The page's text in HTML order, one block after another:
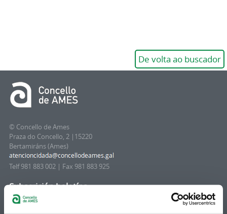
De volta ao buscador
© Concello de Ames
Praza do Concello, 2 |15220
Bertamiráns (Ames)
Telf 981 883 002 | Fax 981 883 925
Subscrición boletíns
Podes recibir a información publicada na web